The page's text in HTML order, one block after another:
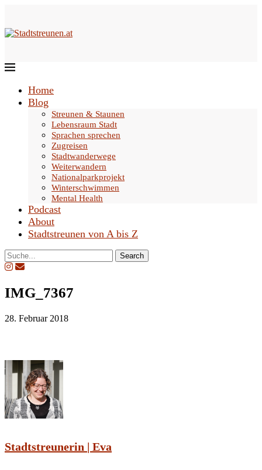
Home
Blog
Streunen & Staunen
Lebensraum Stadt
Sprachen sprechen
Zugreisen
Stadtwanderwege
Weiterwandern
Nationalparkprojekt
Winterschwimmen
Mental Health
Podcast
About
Stadtstreunen von A bis Z
Search
IMG_7367
28. Februar 2018
Stadtstreunerin | Eva